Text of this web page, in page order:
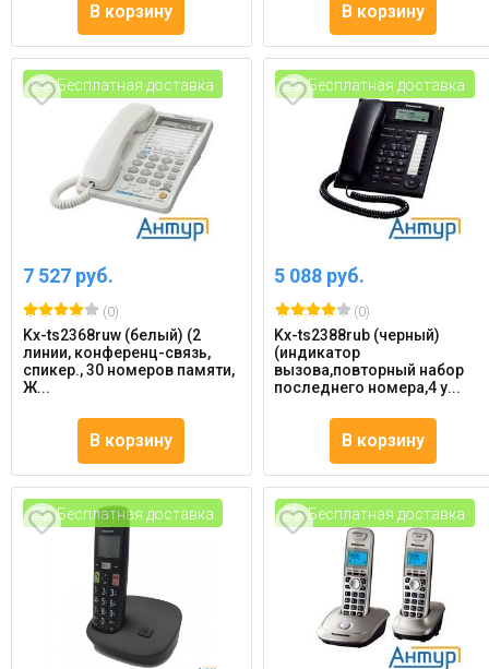
В корзину В корзину
Бесплатная доставка
7 527 руб.
(0)
Kx-ts2368ruw (белый) (2
линии, конференц-связь,
спикер., 30 номеров памяти,
Ж...
В корзину
Бесплатная доставка
5 088 руб.
(0)
Kx-ts2388rub (черный)
(индикатор
вызова,повторный набор
последнего номера,4 у...
В корзину
Бесплатная доставка Бесплатная доставка